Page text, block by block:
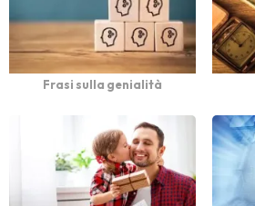
Frasi sulla genialità